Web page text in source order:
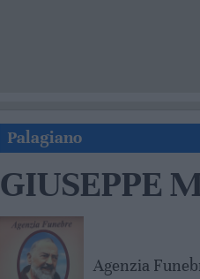
Palagiano
GIUSEPPE
Agenzia